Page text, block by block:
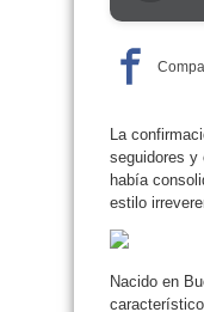
La
seguidores y
había
estilo
Nacido en